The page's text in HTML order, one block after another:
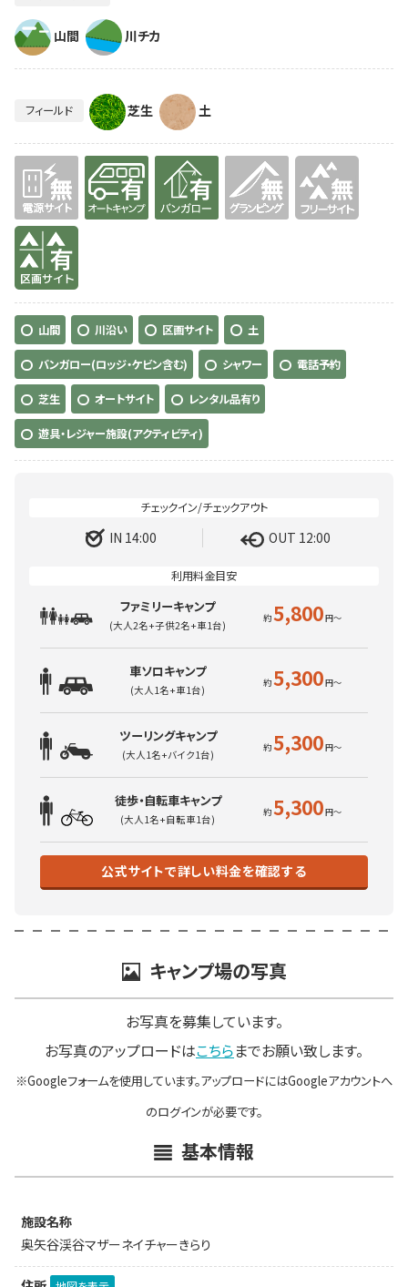
山間 川チカ
フィールド 芝生 土
無 有り 有り
有り
山間 川沿い 区画サイト 土
バンガロー(ロッジ・ケビン含む) シャワー 電話予約
芝生 オートサイト レンタル品有り
遊具・レジャー施設(アクティビティ)
IN 14:00 OUT 12:00
ファミリーキャンプ
(大人2名+子供2名+車1台) 5,800
車ソロキャンプ
(大人1名+車1台) 5,300
ツーリングキャンプ
(大人1名+バイク1台) 5,300
徒歩・自転車キャンプ
(大人1名+自転車1台) 5,300
公式サイトで詳しい料金を確認する
キャンプ場の写真
お写真を募集しています。
お写真のアップロードはこちらまでお願い致します。
※Googleフォームを使用しています。アップロードにはGoogleアカウントへ
のログインが必要です。
基本情報
施設名称
奥矢谷渓谷マザーネイチャーきらり